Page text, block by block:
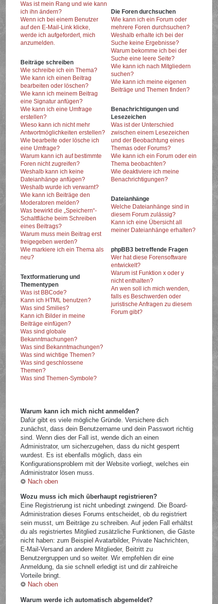
Was ist mein Rang und wie kann
ich ihn ändern?
Wenn ich bei einem Benutzer
auf den E-Mail-Link klicke,
werde ich aufgefordert, mich
anzumelden.
Beiträge schreiben
Wie schreibe ich ein Thema?
Wie kann ich einen Beitrag
bearbeiten oder löschen?
Wie kann ich meinem Beitrag
eine Signatur anfügen?
Wie kann ich eine Umfrage
erstellen?
Wieso kann ich nicht mehr
Antwortmöglichkeiten erstellen?
Wie bearbeite oder lösche ich
eine Umfrage?
Warum kann ich auf bestimmte
Foren nicht zugreifen?
Weshalb kann ich keine
Dateianhänge anfügen?
Weshalb wurde ich verwarnt?
Wie kann ich Beiträge den
Moderatoren melden?
Was bewirkt die „Speichern“-
Schaltfläche beim Schreiben
eines Beitrags?
Warum muss mein Beitrag erst
freigegeben werden?
Wie markiere ich ein Thema als
neu?
Textformatierung und
Thementypen
Was ist BBCode?
Kann ich HTML benutzen?
Was sind Smilies?
Kann ich Bilder in meine
Beiträge einfügen?
Was sind globale
Bekanntmachungen?
Was sind Bekanntmachungen?
Was sind wichtige Themen?
Was sind geschlossene
Themen?
Was sind Themen-Symbole?
Die Foren durchsuchen
Wie kann ich ein Forum oder
mehrere Foren durchsuchen?
Weshalb erhalte ich bei der
Suche keine Ergebnisse?
Warum bekomme ich bei der
Suche eine leere Seite?
Wie kann ich nach Mitgliedern
suchen?
Wie kann ich meine eigenen
Beiträge und Themen finden?
Benachrichtigungen und
Lesezeichen
Was ist der Unterschied
zwischen einem Lesezeichen
und der Beobachtung eines
Themas oder Forums?
Wie kann ich ein Forum oder ein
Thema beobachten?
Wie deaktiviere ich meine
Benachrichtigungen?
Dateianhänge
Welche Dateianhänge sind in
diesem Forum zulässig?
Kann ich eine Übersicht all
meiner Dateianhänge erhalten?
phpBB3 betreffende Fragen
Wer hat diese Forensoftware
entwickelt?
Warum ist Funktion x oder y
nicht enthalten?
An wen soll ich mich wenden,
falls es Beschwerden oder
juristische Anfragen zu diesem
Forum gibt?
Warum kann ich mich nicht anmelden?
Dafür gibt es viele mögliche Gründe. Versichere dich
zunächst, dass dein Benutzername und dein Passwort richtig
sind. Wenn dies der Fall ist, wende dich an einen
Administrator, um sicherzugehen, dass du nicht gesperrt
wurdest. Es ist ebenfalls möglich, dass ein
Konfigurationsproblem mit der Website vorliegt, welches ein
Administrator lösen muss.
Nach oben
Wozu muss ich mich überhaupt registrieren?
Eine Registrierung ist nicht unbedingt zwingend. Die Board-
Administration dieses Forums entscheidet, ob du registriert
sein musst, um Beiträge zu schreiben. Auf jeden Fall erhältst
du als registriertes Mitglied zusätzliche Funktionen, die Gäste
nicht haben: zum Beispiel Avatarbilder, Private Nachrichten,
E-Mail-Versand an andere Mitglieder, Beitritt zu
Benutzergruppen und so weiter. Wir empfehlen dir eine
Anmeldung, da sie schnell erledigt ist und dir zahlreiche
Vorteile bringt.
Nach oben
Warum werde ich automatisch abgemeldet?